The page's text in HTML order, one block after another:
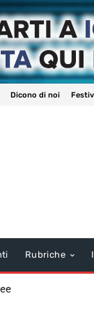
Dicono di noi
Rubriche